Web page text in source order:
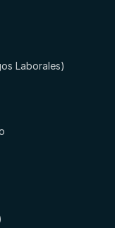
Laborales)